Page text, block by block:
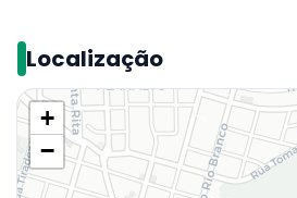
Localização
+
−